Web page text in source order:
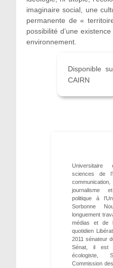
imaginaire social, une
permanente de «
possibilité d’une
environnement.
Disponible
CAIRN
sciences de
journalisme
politique à
Sorbonne
longuement
médias et de
quotidien
2011 sénateur
Sénat, il est
écologiste,
Commission